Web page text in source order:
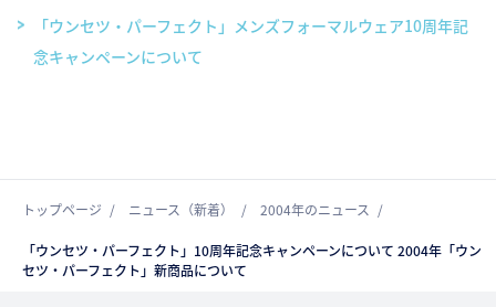
「ウンセツ・パーフェクト」メンズフォーマルウェア10周年記
念キャンペーンについて
トップページ ニュース（新着） 2004年のニュース
「ウンセツ・パーフェクト」10周年記念キャンペーンについて 2004年「ウン
セツ・パーフェクト」新商品について